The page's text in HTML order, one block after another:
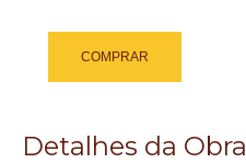
COMPRAR
Detalhes da Obra